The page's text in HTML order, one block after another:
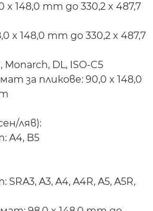
148,0 mm до 330,2 x 487,7
x 148,0 mm до 330,2 x 487,7
Monarch, DL, ISO-C5
за пликове: 90,0 x 148,0
ляв):
A4, B5
A3, A4, A4R, A5, A5R,